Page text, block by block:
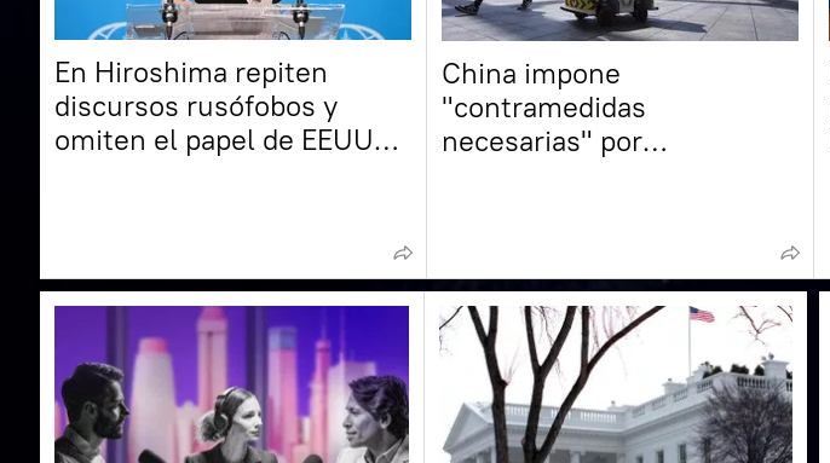
En Hiroshima repiten
discursos rusófobos y
omiten el papel de EEUU
China impone
"contramedidas
necesarias" por